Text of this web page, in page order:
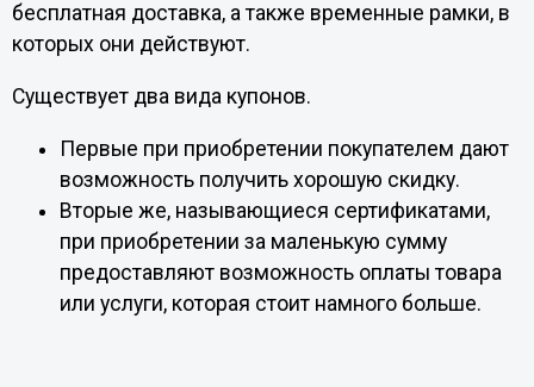
бесплатная доставка, а также временные рамки, в
которых они действуют.
Существует два вида купонов.
Первые при приобретении покупателем дают
возможность получить хорошую скидку.
Вторые же, называющиеся сертификатами,
при приобретении за маленькую сумму
предоставляют возможность оплаты товара
или услуги, которая стоит намного больше.